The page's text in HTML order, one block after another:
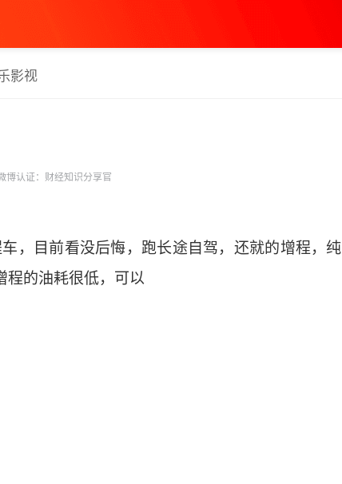
影视
博认证：财经知识分享官
，目前看没后悔，跑长途自驾，还就的增程，
的油耗很低，可以